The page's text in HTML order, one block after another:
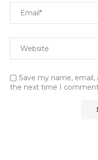
Save my name,
the next time I